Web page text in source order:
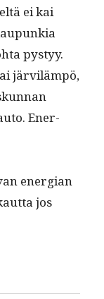
ei kai
pystyy.
järviläm­pö,
Ener­
ener­gian
jos